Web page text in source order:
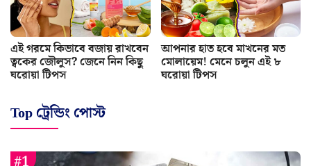
এই গরমে কিভাবে বজায় রাখবেন
ত্বকের জৌলুস? জেনে নিন কিছু
ঘরোয়া টিপস
আপনার হাত হবে মাখনের মত
মোলায়েম! মেনে চলুন এই ৮
ঘরোয়া টিপস
Top ট্রেন্ডিং পোস্ট